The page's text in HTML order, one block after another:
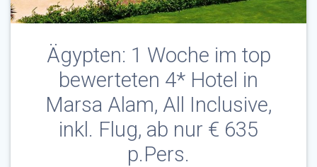
Ägypten: 1 Woche im top
bewerteten 4* Hotel in
Marsa Alam, All Inclusive,
inkl. Flug, ab nur € 635
p.Pers.